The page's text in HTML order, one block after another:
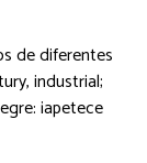
de diferentes
industrial;
¡apetece